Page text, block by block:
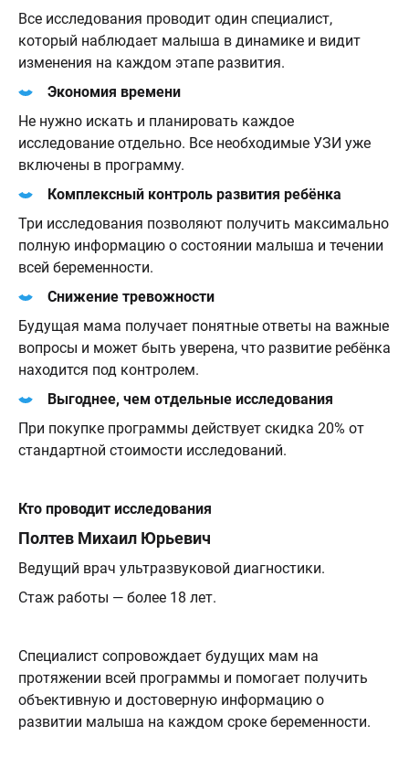
Все исследования проводит один специалист,
который наблюдает малыша в динамике и видит
изменения на каждом этапе развития.
Экономия времени
Не нужно искать и планировать каждое
исследование отдельно. Все необходимые УЗИ уже
включены в программу.
Комплексный контроль развития ребёнка
Три исследования позволяют получить максимально
полную информацию о состоянии малыша и течении
всей беременности.
Снижение тревожности
Будущая мама получает понятные ответы на важные
вопросы и может быть уверена, что развитие ребёнка
находится под контролем.
Выгоднее, чем отдельные исследования
При покупке программы действует скидка 20% от
стандартной стоимости исследований.
Кто проводит исследования
Полтев Михаил Юрьевич
Ведущий врач ультразвуковой диагностики.
Стаж работы — более 18 лет.
Специалист сопровождает будущих мам на
протяжении всей программы и помогает получить
объективную и достоверную информацию о
развитии малыша на каждом сроке беременности.